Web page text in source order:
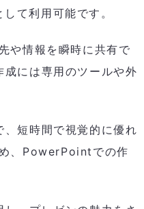
て利用可能です。
や情報を瞬時に共有で
成には専用のツールや外
短時間で視覚的に優れ
、PowerPointでの作